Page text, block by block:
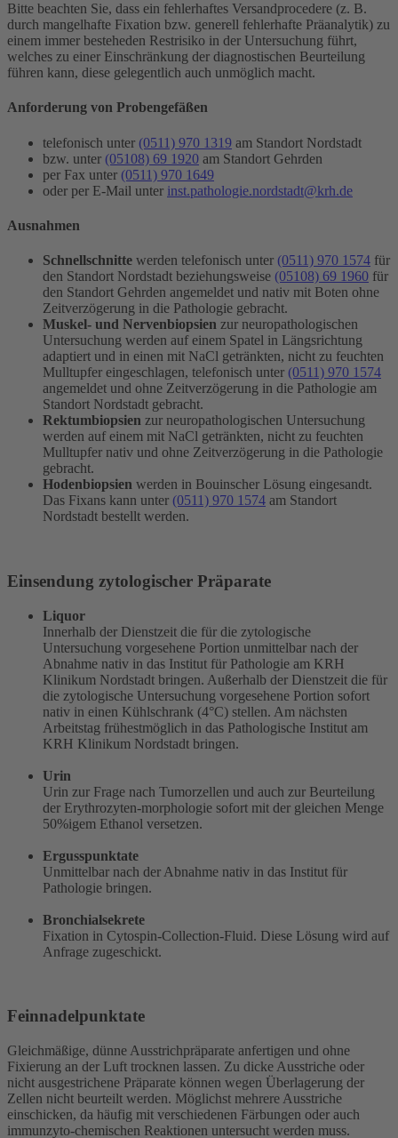
Bitte beachten Sie, dass ein fehlerhaftes Versandprocedere (z. B.
durch mangelhafte Fixation bzw. generell fehlerhafte Präanalytik) zu
einem immer besteheden Restrisiko in der Untersuchung führt,
welches zu einer Einschränkung der diagnostischen Beurteilung
führen kann, diese gelegentlich auch unmöglich macht.
Anforderung von Probengefäßen
telefonisch unter (0511) 970 1319 am Standort Nordstadt
bzw. unter (05108) 69 1920 am Standort Gehrden
per Fax unter (0511) 970 1649
oder per E-Mail unter inst.pathologie.nordstadt@krh.de
Ausnahmen
Schnellschnitte werden telefonisch unter (0511) 970 1574 für
den Standort Nordstadt beziehungsweise (05108) 69 1960 für
den Standort Gehrden angemeldet und nativ mit Boten ohne
Zeitverzögerung in die Pathologie gebracht.
Muskel- und Nervenbiopsien zur neuropathologischen
Untersuchung werden auf einem Spatel in Längsrichtung
adaptiert und in einen mit NaCl getränkten, nicht zu feuchten
Mulltupfer eingeschlagen, telefonisch unter (0511) 970 1574
angemeldet und ohne Zeitverzögerung in die Pathologie am
Standort Nordstadt gebracht.
Rektumbiopsien zur neuropathologischen Untersuchung
werden auf einem mit NaCl getränkten, nicht zu feuchten
Mulltupfer nativ und ohne Zeitverzögerung in die Pathologie
gebracht.
Hodenbiopsien werden in Bouinscher Lösung eingesandt.
Das Fixans kann unter (0511) 970 1574 am Standort
Nordstadt bestellt werden.
Einsendung zytologischer Präparate
Liquor
Innerhalb der Dienstzeit die für die zytologische
Untersuchung vorgesehene Portion unmittelbar nach der
Abnahme nativ in das Institut für Pathologie am KRH
Klinikum Nordstadt bringen. Außerhalb der Dienstzeit die für
die zytologische Untersuchung vorgesehene Portion sofort
nativ in einen Kühlschrank (4°C) stellen. Am nächsten
Arbeitstag frühestmöglich in das Pathologische Institut am
KRH Klinikum Nordstadt bringen.
Urin
Urin zur Frage nach Tumorzellen und auch zur Beurteilung
der Erythrozyten-morphologie sofort mit der gleichen Menge
50%igem Ethanol versetzen.
Ergusspunktate
Unmittelbar nach der Abnahme nativ in das Institut für
Pathologie bringen.
Bronchialsekrete
Fixation in Cytospin-Collection-Fluid. Diese Lösung wird auf
Anfrage zugeschickt.
Feinnadelpunktate
Gleichmäßige, dünne Ausstrichpräparate anfertigen und ohne
Fixierung an der Luft trocknen lassen. Zu dicke Ausstriche oder
nicht ausgestrichene Präparate können wegen Überlagerung der
Zellen nicht beurteilt werden. Möglichst mehrere Ausstriche
einschicken, da häufig mit verschiedenen Färbungen oder auch
immunzyto-chemischen Reaktionen untersucht werden muss.